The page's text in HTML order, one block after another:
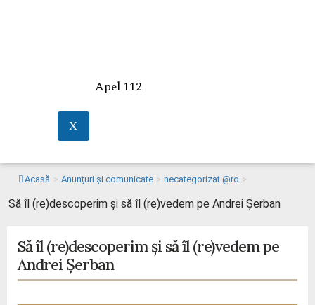
Apel 112
X
Acasă > Anunțuri și comunicate > necategorizat @ro >
Să îl (re)descoperim și să îl (re)vedem pe Andrei Șerban
Să îl (re)descoperim și să îl (re)vedem pe
Andrei Șerban